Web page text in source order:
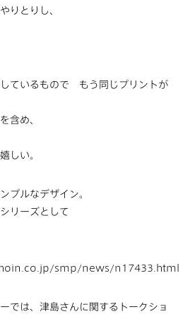
りとりし、
ているもので もう同じプリントが
含め、
しい。
プルなデザイン。
リーズとして
smp/news/n17433.html
では、津島さんに関するトークショ